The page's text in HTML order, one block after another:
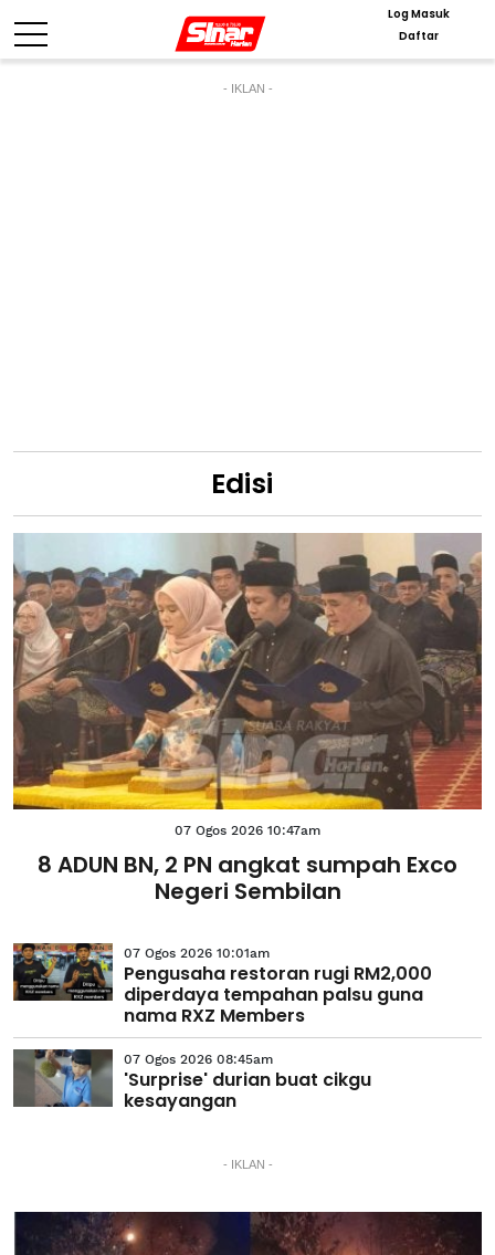
Log Masuk
Daftar
- IKLAN -
Edisi
07 Ogos 2026 10:47am
8 ADUN BN, 2 PN angkat sumpah Exco
Negeri Sembilan
07 Ogos 2026 10:01am
Pengusaha restoran rugi RM2,000
diperdaya tempahan palsu guna
nama RXZ Members
07 Ogos 2026 08:45am
'Surprise' durian buat cikgu
kesayangan
- IKLAN -